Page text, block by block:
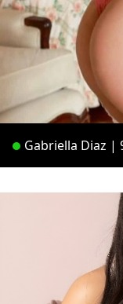
Gabriella Diaz |